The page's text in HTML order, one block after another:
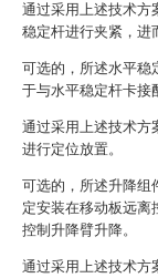
通过采用上述技术方
稳定杆进行夹紧，进
可选的，所述水平稳
于与水平稳定杆卡接
通过采用上述技术方
进行定位放置。
可选的，所述升降组
定安装在移动板远离
控制升降臂升降。
通过采用上述技术方